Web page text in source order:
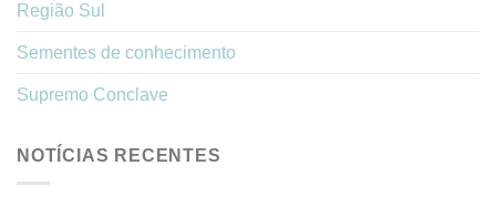
Região Sul
Sementes de conhecimento
Supremo Conclave
NOTÍCIAS RECENTES